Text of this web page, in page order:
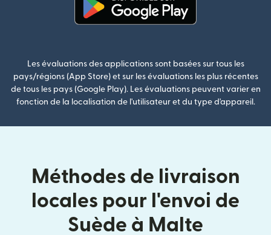
Les évaluations des applications sont basées sur tous les
pays/régions (App Store) et sur les évaluations les plus récentes
de tous les pays (Google Play). Les évaluations peuvent varier en
fonction de la localisation de l'utilisateur et du type d'appareil.
Méthodes de livraison
locales pour l'envoi de
Suède à Malte